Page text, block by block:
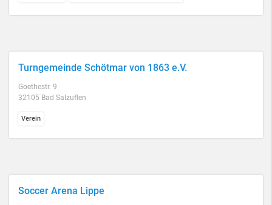
Turngemeinde Schötmar von 1863 e.V.
Goethestr. 9
32105 Bad Salzuflen
Verein
Soccer Arena Lippe